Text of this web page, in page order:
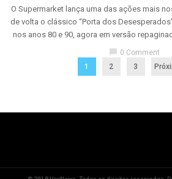
O Supermarket lança uma das ações mais
de volta o clássico “Porta dos
nos anos 80 e 90, agora em versão
0 Comment
1
2 3